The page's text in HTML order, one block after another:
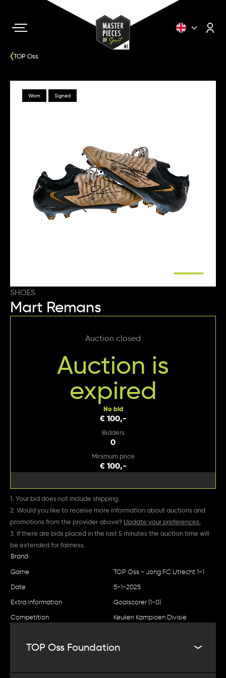
TOP Oss
Worn Signed
SHOES
Mart Remans
Auction closed
Auction is
expired
No bid
€ 100,-
Bidders
0
Minimum price
€ 100,-
1. Your bid does not include shipping.
2. Would you like to receive more information about auctions and
promotions from the provider above? Update your preferences.
3. If there are bids placed in the last 5 minutes the auction time will
be extended for fairness.
Brand
Game
TOP Oss - Jong FC Utrecht 1-1
Date
5-1-2025
Extra information
Goalscorer (1-0)
Competition
Keuken Kampioen Divisie
TOP Oss Foundation